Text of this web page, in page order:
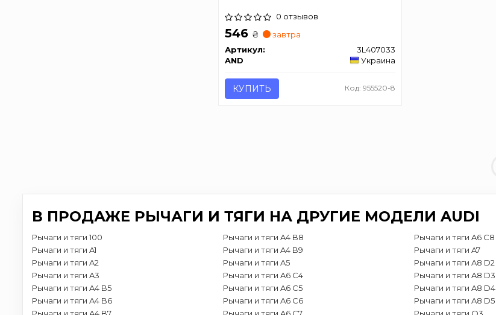
0 отзывов
546 ₴
завтра
Артикул:
3L407033
AND
Украина
КУПИТЬ Код: 955520-8
В ПРОДАЖЕ РЫЧАГИ И ТЯГИ НА ДРУГИЕ МОДЕЛИ AUDI
Рычаги и тяги 100
Рычаги и тяги A1
Рычаги и тяги A2
Рычаги и тяги A3
Рычаги и тяги A4 B5
Рычаги и тяги A4 B6
Рычаги и тяги A4 B7
Рычаги и тяги A4 B8
Рычаги и тяги A4 B9
Рычаги и тяги A5
Рычаги и тяги A6 C4
Рычаги и тяги A6 C5
Рычаги и тяги A6 C6
Рычаги и тяги A6 C7
Рычаги и тяги A6 C8
Рычаги и тяги A7
Рычаги и тяги A8 D2
Рычаги и тяги A8 D3
Рычаги и тяги A8 D4
Рычаги и тяги A8 D5
Рычаги и тяги Q3